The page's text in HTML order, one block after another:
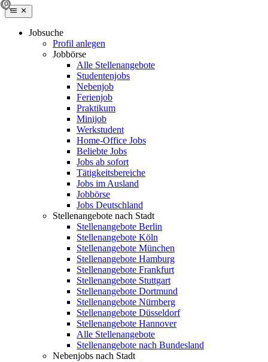
Jobsuche
Profil anlegen
Jobbörse
Alle Stellenangebote
Studentenjobs
Nebenjob
Ferienjob
Praktikum
Minijob
Werkstudent
Home-Office Jobs
Beliebte Jobs
Jobs ab sofort
Tätigkeitsbereiche
Jobs im Ausland
Jobbörse
Jobs Deutschland
Stellenangebote nach Stadt
Stellenangebote Berlin
Stellenangebote Köln
Stellenangebote München
Stellenangebote Hamburg
Stellenangebote Frankfurt
Stellenangebote Stuttgart
Stellenangebote Dortmund
Stellenangebote Nürnberg
Stellenangebote Düsseldorf
Stellenangebote Hannover
Alle Stellenangebote
Stellenangebote nach Bundesland
Nebenjobs nach Stadt